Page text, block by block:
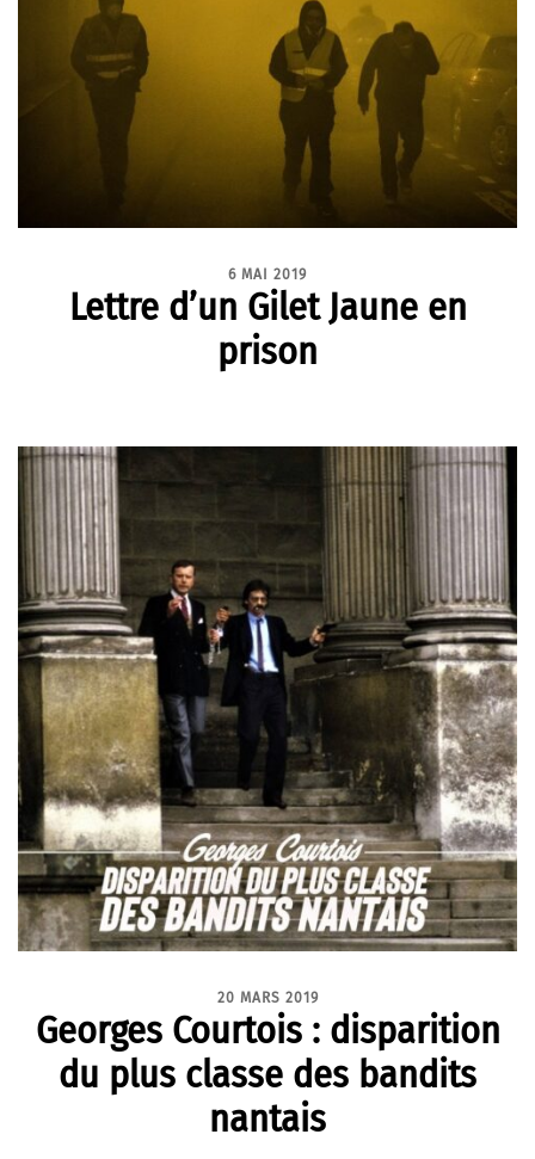
6 MAI 2019
Lettre d’un Gilet Jaune en
prison
20 MARS 2019
Georges Courtois : disparition
du plus classe des bandits
nantais